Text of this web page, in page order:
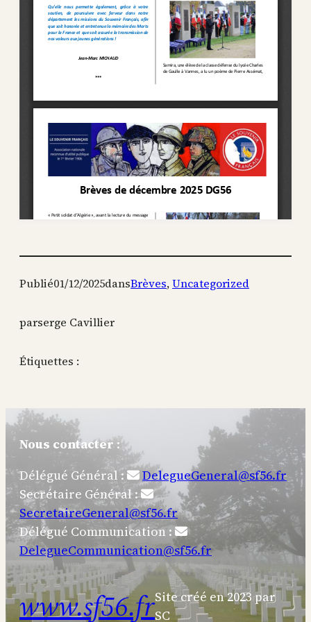
Publié01/12/2025dansBrèves, Uncategorized
parserge Cavillier
Étiquettes :
Nous contacter:
Délégué Général :
DelegueGeneral@sf56.fr
Secrétaire Général :
SecretaireGeneral@sf56.fr
Délégué Communication :
DelegueCommunication@sf56.fr
www.sf56.frSite créé en 2023 par
SC